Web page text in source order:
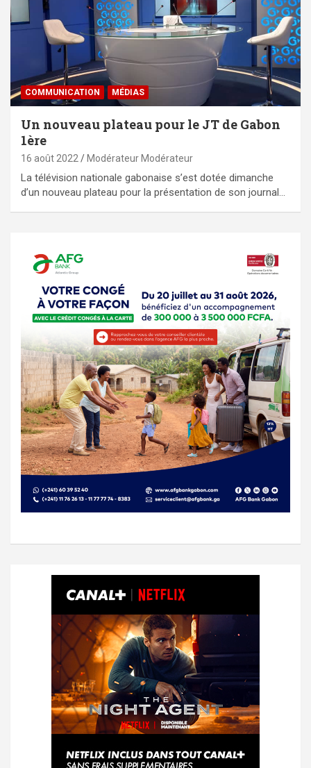
COMMUNICATION MÉDIAS
Un nouveau plateau pour le JT de Gabon
1ère
16 août 2022 Modérateur Modérateur
La télévision nationale gabonaise s’est dotée dimanche
d’un nouveau plateau pour la présentation de son journal…